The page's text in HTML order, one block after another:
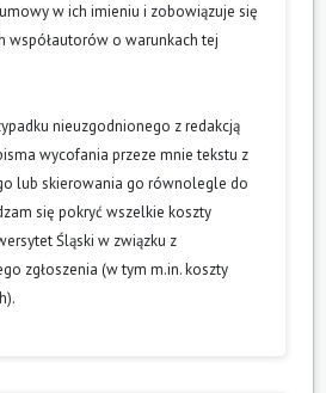
w ich imieniu i zobowiązuje się
o warunkach tej
nieuzgodnionego z redakcją
wycofania przeze mnie tekstu z
lub skierowania go równolegle do
się pokryć wszelkie koszty
Śląski w związku z
zgłoszenia (w tym m.in. koszty